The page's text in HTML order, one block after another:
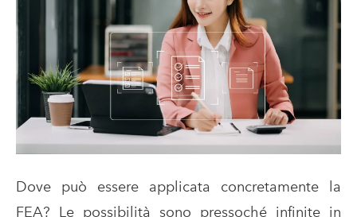
Dove può essere applicata concretamente la
FEA? Le possibilità sono pressoché infinite in